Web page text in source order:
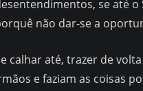
se até
não dar-se a
calhar até, trazer de
e faziam as coisas